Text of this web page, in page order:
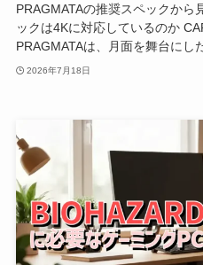
PRAGMATAの推奨スペックから
ックは4Kに対応しているのか
PRAGMATAは、月面を舞台にし
2026年7月18日